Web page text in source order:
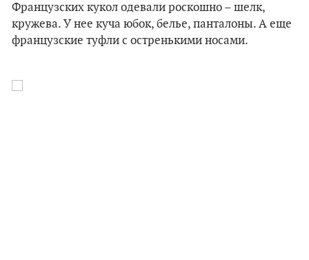
Французских кукол одевали роскошно – шелк,
кружева. У нее куча юбок, белье, панталоны. А еще
французские туфли с остренькими носами.